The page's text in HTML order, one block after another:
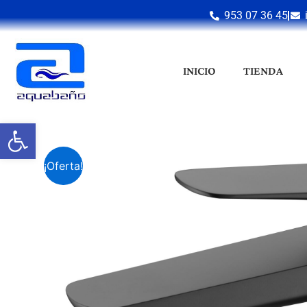
Abrir barra de herramientas
al
contenido
953 07 36 45
INICIO TIENDA
¡Oferta!